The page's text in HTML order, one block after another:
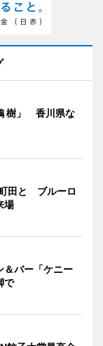
樹」 香川県な
田と ブルーロ
場
＆バー「ケニー
で